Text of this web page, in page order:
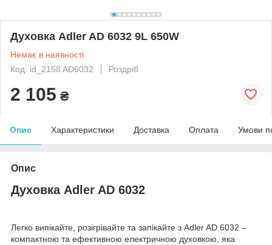
Духовка Adler AD 6032 9L 650W
Немає в наявності
Код: id_2158 AD6032
Роздріб
2 105 ₴
Опис Характеристики Доставка Оплата Умови
Опис
Духовка Adler AD 6032
Легко випікайте, розігрівайте та запікайте з Adler AD 6032 –
компактною та ефективною електричною духовкою, яка